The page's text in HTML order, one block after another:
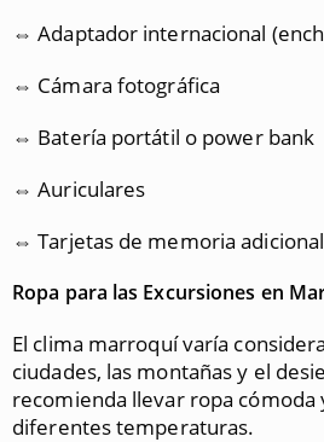
⇔ Adaptador internacional
⇔ Cámara fotográfica
⇔ Batería portátil o power bank
⇔ Auriculares
⇔ Tarjetas de memoria
Ropa para las Excursiones en
El clima marroquí varía
ciudades, las montañas y el
recomienda llevar ropa cómoda
diferentes temperaturas.